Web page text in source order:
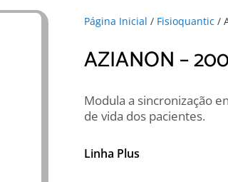
Página Inicial / Fisioquantic /
AZIANON –
Modula a sincronização
de vida dos pacientes.
Linha Plus